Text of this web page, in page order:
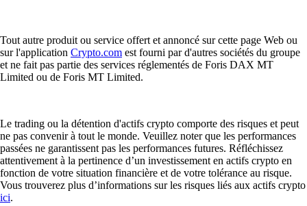
Tout autre produit ou service offert et annoncé sur cette page Web ou
sur l'application Crypto.com est fourni par d'autres sociétés du groupe
et ne fait pas partie des services réglementés de Foris DAX MT
Limited ou de Foris MT Limited.
Le trading ou la détention d'actifs crypto comporte des risques et peut
ne pas convenir à tout le monde. Veuillez noter que les performances
passées ne garantissent pas les performances futures. Réfléchissez
attentivement à la pertinence d’un investissement en actifs crypto en
fonction de votre situation financière et de votre tolérance au risque.
Vous trouverez plus d’informations sur les risques liés aux actifs crypto
ici.